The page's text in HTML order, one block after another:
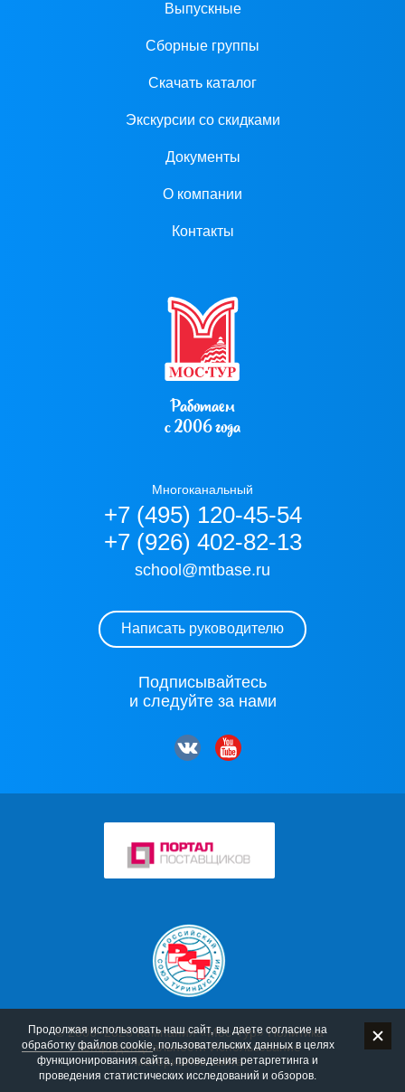
Выпускные
Сборные группы
Скачать каталог
Экскурсии со скидками
Документы
О компании
Контакты
Работаем
с 2006 года
Многоканальный
+7 (495) 120-45-54
+7 (926) 402-82-13
school@mtbase.ru
Написать руководителю
Подписывайтесь
и следуйте за нами
© 2006–2026 Компания «Мос-Тур» Политика
конфиденциальности Использование
материалов сайта
Продолжая использовать наш сайт, вы даете согласие на
обработку файлов cookie, пользовательских данных в целях
функционирования сайта, проведения ретаргетинга и
проведения статистических исследований и обзоров.